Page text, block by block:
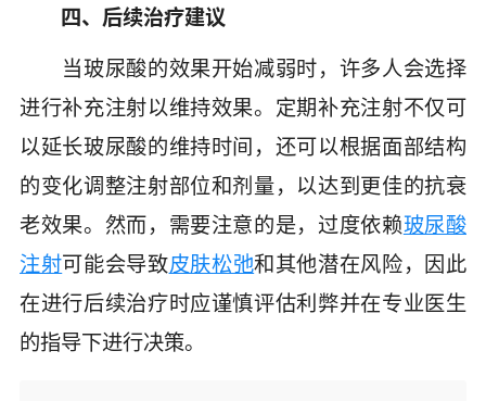
四、后续治疗建议
当玻尿酸的效果开始减弱时，许多人会选择
进行补充注射以维持效果。定期补充注射不仅可
以延长玻尿酸的维持时间，还可以根据面部结构
的变化调整注射部位和剂量，以达到更佳的抗衰
老效果。然而，需要注意的是，过度依赖玻尿酸
注射可能会导致皮肤松弛和其他潜在风险，因此
在进行后续治疗时应谨慎评估利弊并在专业医生
的指导下进行决策。